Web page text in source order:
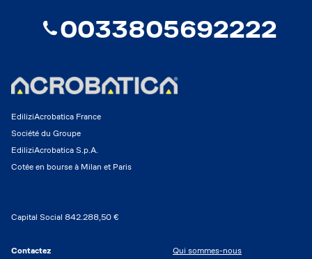
0033805692222
EdiliziAcrobatica France
Société du Groupe
EdiliziAcrobatica S.p.A.
Cotée en bourse à Milan et Paris
Capital Social 842.288,50 €
Contactez
Qui sommes-nous